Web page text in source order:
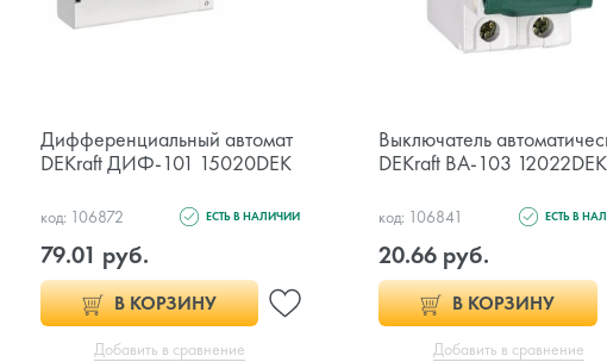
Дифференциальный автомат
DEKraft ДИФ-101 15020DEK
код: 106872 ЕСТЬ В НАЛИЧИИ
79.01 руб.
В КОРЗИНУ
Добавить в сравнение
Выключатель
DEKraft ВА-103 12022DEK
код: 106841 ЕСТЬ В
20.66 руб.
В КОРЗИНУ
Добавить в сравнение